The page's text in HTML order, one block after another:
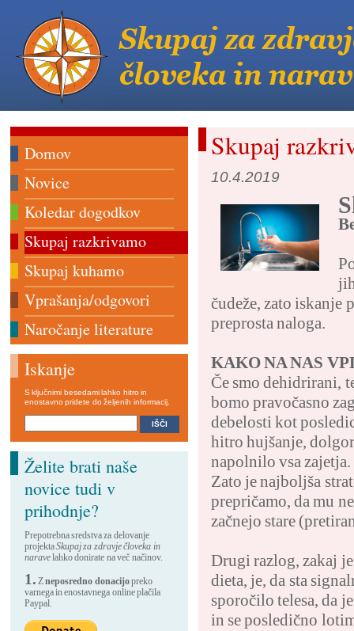
Skupaj
10.4.2019
čudeže, zato
preprosta naloga.
KAKO NA NAS
Če smo dehidrirani,
bomo pravočasno
debelosti kot
hitro hujšanje,
napolnilo vsa zajetja.
Zato je najboljša
prepričamo, da mu
začnejo stare
Drugi razlog, zakaj
dieta, je, da sta
sporočilo telesa, da
in se posledično
Domov
Novice
Koledar dogodkov
Skupaj razkrivamo
Skupaj kuhamo
Vprašanja/odgovori
Naročanje literature
Iskanje
S ključnimi besedami lahko hitro in
enostavno pridete do željenih informacij.
Želite brati naše
novice tudi v
prihodnje?
Prepotrebna sredstva za delovanje
projektaSkupaj za zdravje človeka in
naravelahko donirate na več načinov.
1. Zneposredno donacijopreko
varnega in enostavnega online plačila
Paypal.